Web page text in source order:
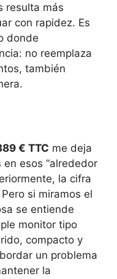
resulta más
con rapidez. Es
donde
no reemplaza
también
€ TTC me deja
esos “alrededor
la cifra
si miramos el
se entiende
monitor tipo
compacto y
un problema
la